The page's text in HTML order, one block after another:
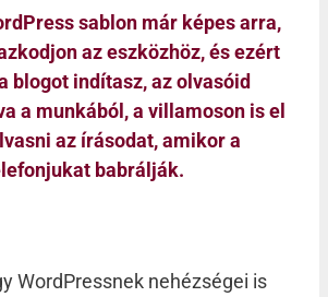
sablon már képes arra,
az eszközhöz, és ezért
blogot indítasz, az olvasóid
a munkából, a villamoson is el
az írásodat, amikor a
babrálják.
WordPressnek nehézségei is